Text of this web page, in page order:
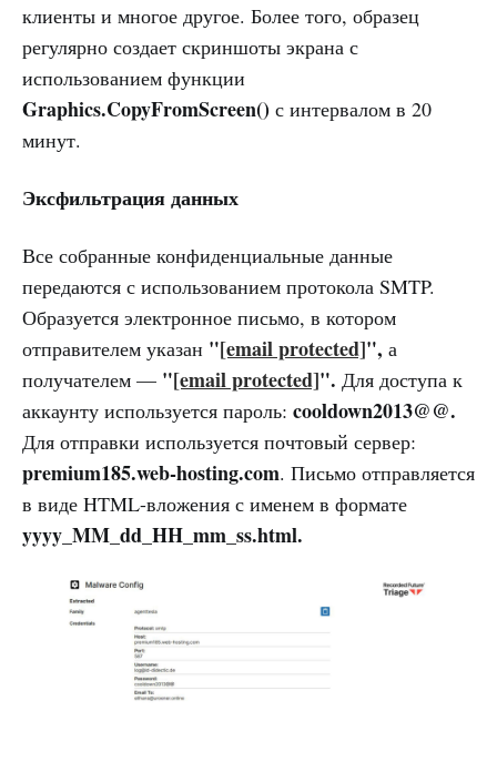
клиенты и многое другое. Более того, образец
регулярно создает скриншоты экрана с
использованием функции
Graphics.CopyFromScreen() с интервалом в 20
минут.
Эксфильтрация данных
Все собранные конфиденциальные данные
передаются с использованием протокола SMTP.
Образуется электронное письмо, в котором
отправителем указан "[email protected]", а
получателем — "[email protected]". Для доступа к
аккаунту используется пароль: cooldown2013@@.
Для отправки используется почтовый сервер:
premium185.web-hosting.com. Письмо отправляется
в виде HTML-вложения с именем в формате
yyyy_MM_dd_HH_mm_ss.html.